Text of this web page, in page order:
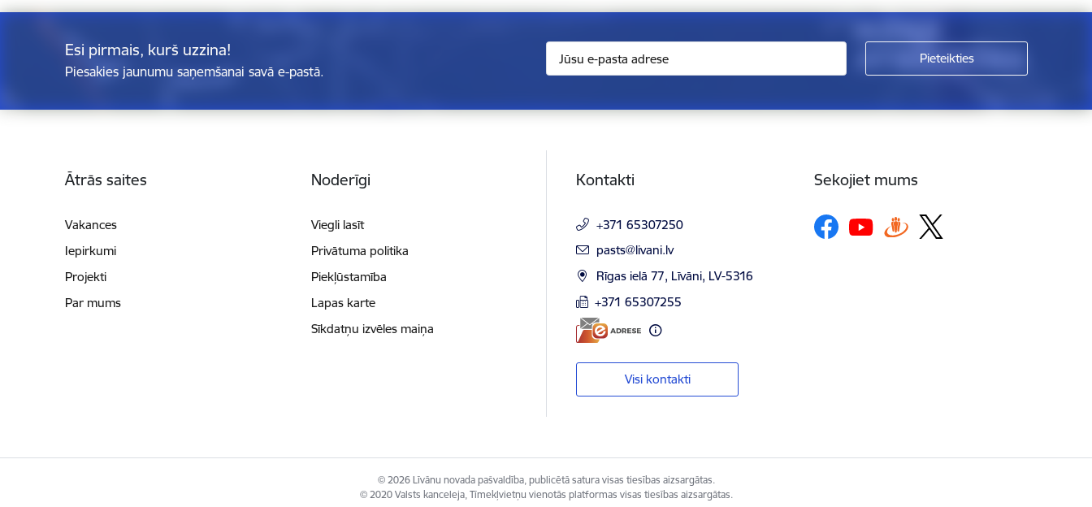
Esi pirmais, kurš uzzina!
Piesakies jaunumu saņemšanai savā e-pastā.
Ātrās saites
Vakances
Iepirkumi
Projekti
Par mums
Noderīgi
Viegli lasīt
Privātuma politika
Piekļūstamība
Lapas karte
Sīkdatņu izvēles maiņa
Kontakti
+371 65307250
E-pasts:
pasts@livani.lv
Rīgas ielā 77, Līvāni, LV-5316
+371 65307255
Visi kontakti
Sekojiet mums
© 2026 Līvānu novada pašvaldība, publicētā satura visas tiesības aizsargātas.
© 2020 Valsts kanceleja, Tīmekļvietņu vienotās platformas visas tiesības aizsargātas.